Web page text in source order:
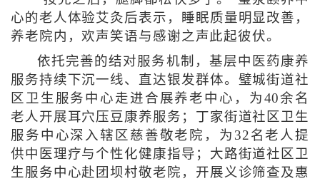
心的老人体验艾灸后表示，睡眠质量明显改善，
养老院内，欢声笑语与感谢之声此起彼伏。
依托完善的结对服务机制，基层中医药康养
服务持续下沉一线、直达银发群体。璧城街道社
区卫生服务中心走进合展养老中心，为40余名
老人开展耳穴压豆康养服务；丁家街道社区卫生
服务中心深入辖区慈善敬老院，为32名老人提
供中医理疗与个性化健康指导；大路街道社区卫
生服务中心赴团坝村敬老院，开展义诊筛查及惠